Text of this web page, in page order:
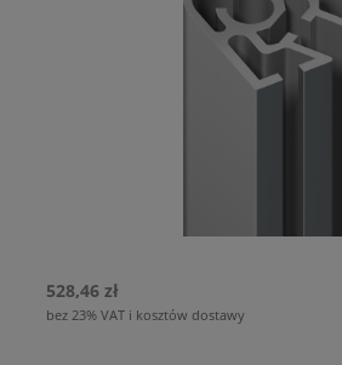
528,46 zł
bez 23% VAT i kosztów dostawy